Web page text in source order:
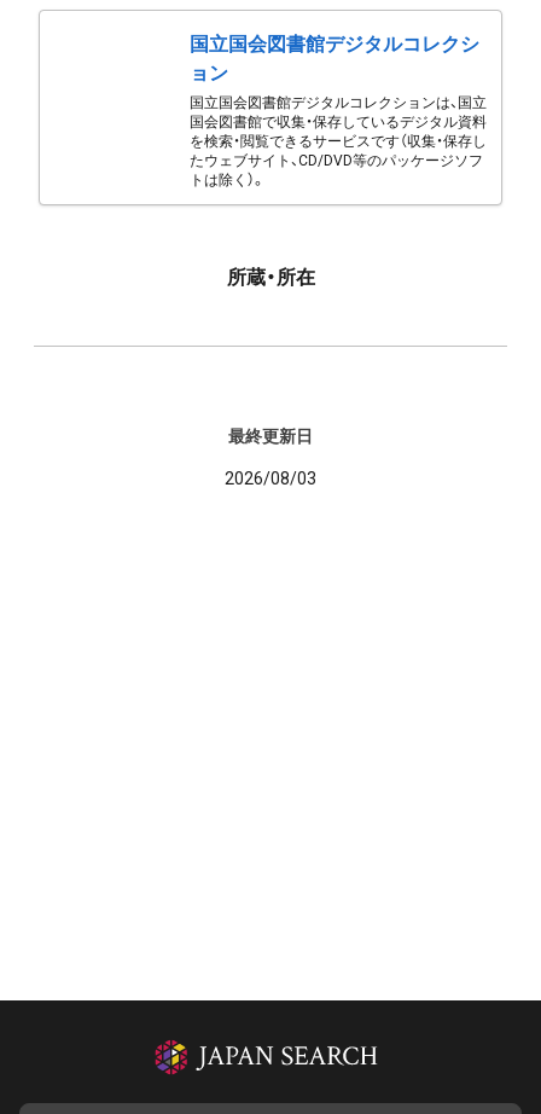
国立国会図書館デジタルコレクシ
ョン
国立国会図書館デジタルコレクションは、国立
国会図書館で収集・保存しているデジタル資料
を検索・閲覧できるサービスです（収集・保存し
たウェブサイト、CD/DVD等のパッケージソフ
トは除く）。
所蔵・所在
最終更新日
2026/08/03